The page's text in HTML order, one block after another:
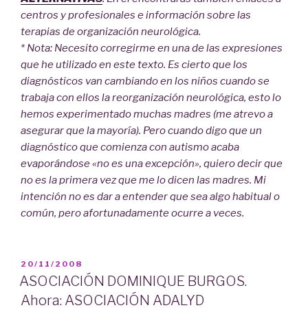
centros y profesionales e información sobre las
terapias de organización neurológica.
* Nota: Necesito corregirme en una de las expresiones
que he utilizado en este texto. Es cierto que los
diagnósticos van cambiando en los niños cuando se
trabaja con ellos la reorganización neurológica, esto lo
hemos experimentado muchas madres (me atrevo a
asegurar que la mayoría). Pero cuando digo que un
diagnóstico que comienza con autismo acaba
evaporándose «no es una excepción», quiero decir que
no es la primera vez que me lo dicen las madres. Mi
intención no es dar a entender que sea algo habitual o
común, pero afortunadamente ocurre a veces.
PUBLICADO
EL
20/11/2008
ASOCIACIÓN DOMINIQUE BURGOS.
Ahora: ASOCIACIÓN ADALYD